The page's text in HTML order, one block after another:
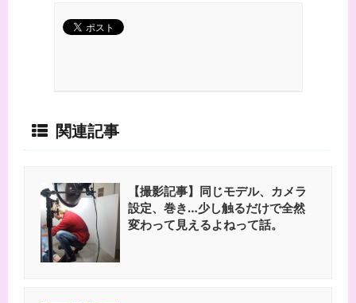
関連記事
【撮影記事】同じモデル、カメラ
設定、巻き…少し触るだけで全然
変わって見えるよねって話。